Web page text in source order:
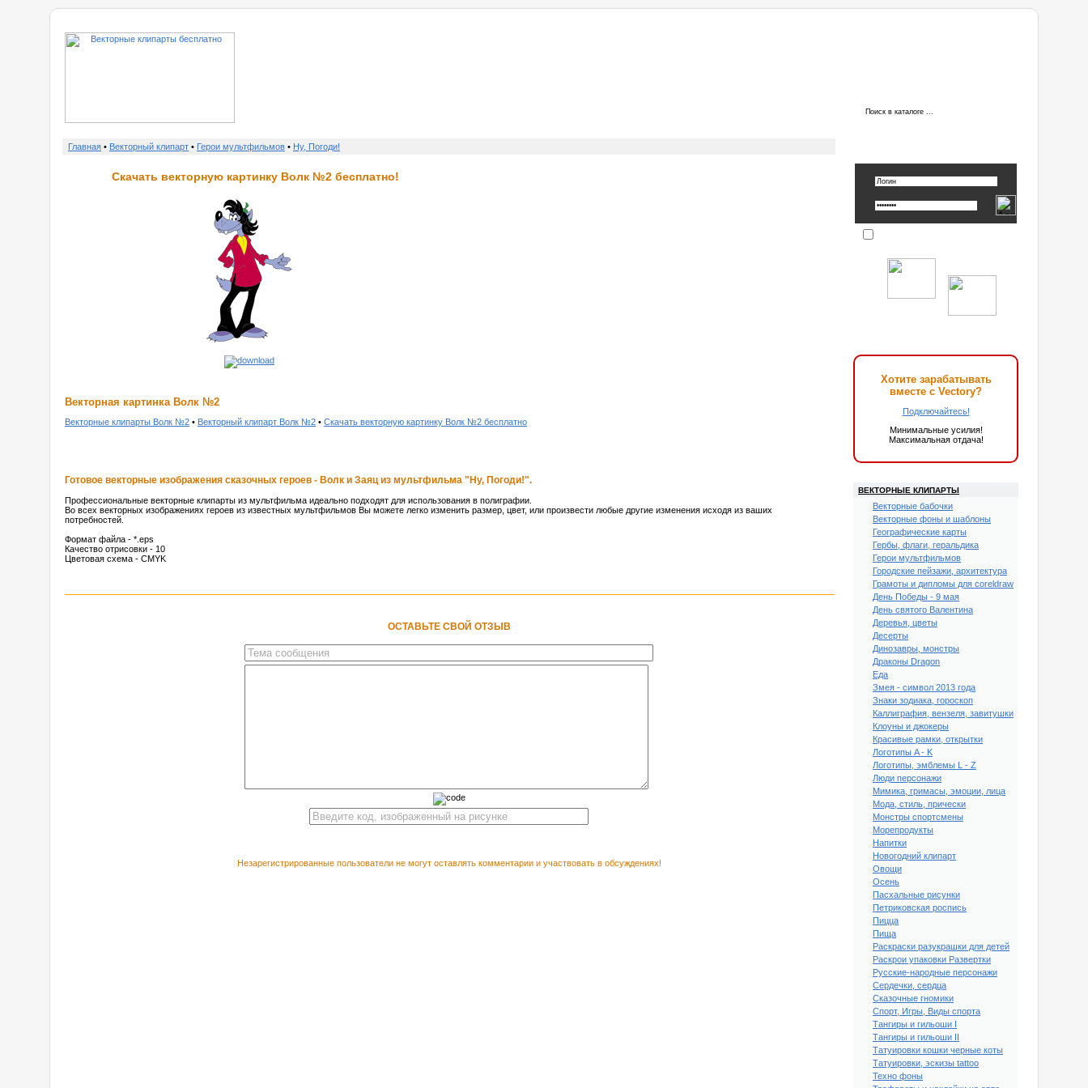
Главная • Векторный клипарт • Герои мультфильмов • Ну, Погоди!
Скачать векторную картинку Волк №2 бесплатно!
Векторная картинка Волк №2
Векторные клипарты Волк №2 • Векторный клипарт Волк №2 • Скачать векторную картинку Волк №2 бесплатно
Готовое векторные изображения сказочных героев - Волк и Заяц из мультфильма "Ну, Погоди!".
Профессиональные векторные клипарты из мультфильма идеально подходят для использования в полиграфии.
Во всех векторных изображениях героев из известных мультфильмов Вы можете легко изменить размер, цвет, или произвести любые другие изменения исходя из ваших
потребностей.
Формат файла - *.eps
Качество отрисовки - 10
Цветовая схема - CMYK
ОСТАВЬТЕ СВОЙ ОТЗЫВ
Незарегистрированные пользователи не могут оставлять комментарии и участвовать в обсуждениях!
Хотите зарабатывать
вместе с Vectory?
Подключайтесь!
Минимальные усилия!
Максимальная отдача!
ВЕКТОРНЫЕ КЛИПАРТЫ
Векторные бабочки
Векторные фоны и шаблоны
Географические карты
Гербы, флаги, геральдика
Герои мультфильмов
Городские пейзажи, архитектура
Грамоты и дипломы для coreldraw
День Победы - 9 мая
День святого Валентина
Деревья, цветы
Десерты
Динозавры, монстры
Драконы Dragon
Еда
Змея - символ 2013 года
Знаки зодиака, гороскоп
Каллиграфия, вензеля, завитушки
Клоуны и джокеры
Красивые рамки, открытки
Логотипы A - K
Логотипы, эмблемы L - Z
Люди персонажи
Мимика, гримасы, эмоции, лица
Мода, стиль, прически
Монстры спортсмены
Морепродукты
Напитки
Новогодний клипарт
Овощи
Осень
Пасхальные рисунки
Петриковская роспись
Пицца
Пища
Раскраски разукрашки для детей
Раскрои упаковки Развертки
Русские-народные персонажи
Сердечки, сердца
Сказочные гномики
Спорт, Игры, Виды спорта
Тангиры и гильоши I
Тангиры и гильоши II
Татуировки кошки черные коты
Татуировки, эскизы tattoo
Техно фоны